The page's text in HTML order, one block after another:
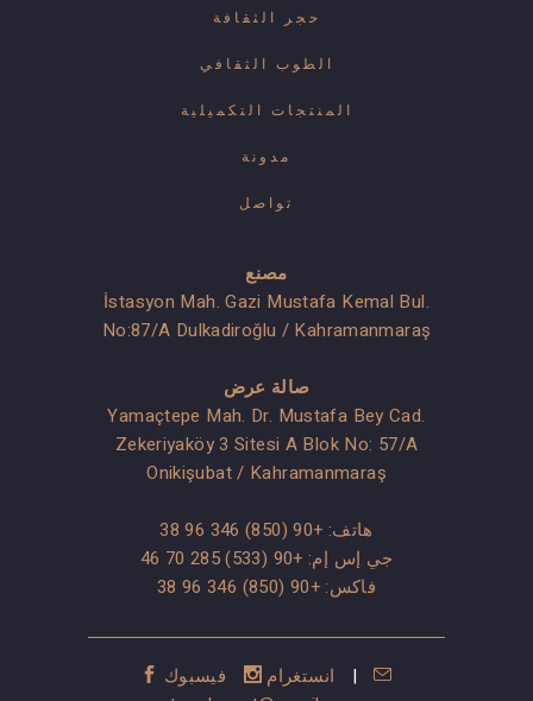
حجر الثقافة
الطوب الثقافي
المنتجات التكميلية
مدونة
تواصل
مصنع
İstasyon Mah. Gazi Mustafa Kemal Bul.
No:87/A Dulkadiroğlu / Kahramanmaraş
صالة عرض
Yamaçtepe Mah. Dr. Mustafa Bey Cad.
Zekeriyaköy 3 Sitesi A Blok No: 57/A
Onikişubat / Kahramanmaraş
هاتف: +90 (850) 346 96 38
جي إس إم: +90 (533) 285 70 46
فاكس: +90 (850) 346 96 38
|